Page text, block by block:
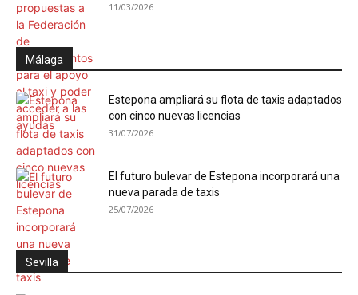
11/03/2026
Málaga
Estepona ampliará su flota de taxis adaptados
con cinco nuevas licencias
31/07/2026
El futuro bulevar de Estepona incorporará una
nueva parada de taxis
25/07/2026
Sevilla